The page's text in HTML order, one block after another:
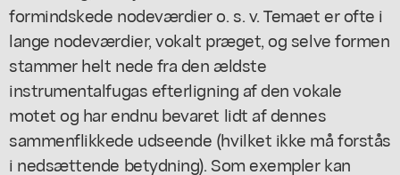
formindskede nodeværdier o. s. v. Temaet er ofte i
lange nodeværdier, vokalt præget, og selve formen
stammer helt nede fra den ældste
instrumentalfugas efterligning af den vokale
motet og har endnu bevaret lidt af dennes
sammenflikkede udseende (hvilket ikke må forstås
i nedsættende betydning). Som exempler kan